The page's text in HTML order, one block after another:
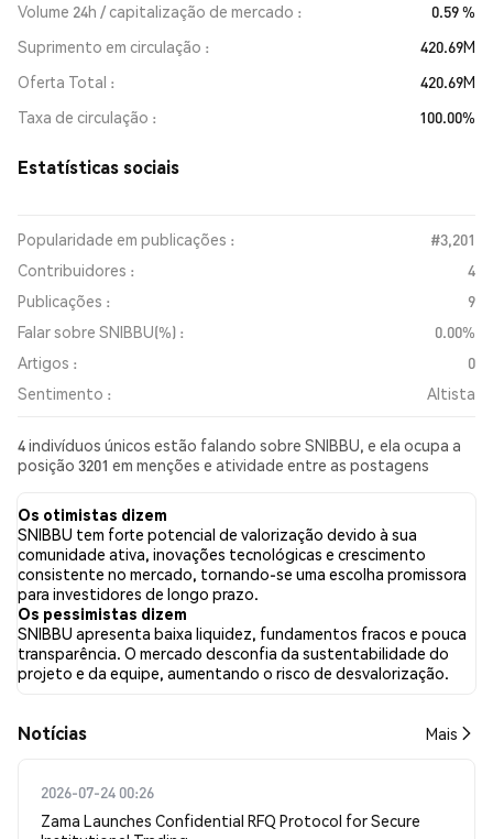
Volume 24h / capitalização de mercado
0.59 %
Suprimento em circulação
420.69M
Oferta Total
420.69M
Taxa de circulação
100.00%
Estatísticas sociais
Popularidade em publicações :
#3,201
Contribuidores :
4
Publicações :
9
Falar sobre SNIBBU(%) :
0.00%
Artigos :
0
Sentimento :
Altista
4 indivíduos únicos estão falando sobre SNIBBU, e ela ocupa a
posição 3201 em menções e atividade entre as postagens
SNIBBU em todas as redes sociais foi Altista. Por fim, foram
publicados 0 artigos de notícias sobre SNIBBU. No Twitter,
55.56% dos tweets apresentaram um sentimento otimista em
comparação com 11.11% dos tweets com sentimento
pessimista sobre SNIBBU. 33.33% dos tweets foram neutros em
relação a SNIBBU. Esses sentimentos são baseados em 9
tweets.
Os otimistas dizem
SNIBBU tem forte potencial de valorização devido à sua
comunidade ativa, inovações tecnológicas e crescimento
consistente no mercado, tornando-se uma escolha promissora
para investidores de longo prazo.
Os pessimistas dizem
SNIBBU apresenta baixa liquidez, fundamentos fracos e pouca
transparência. O mercado desconfia da sustentabilidade do
projeto e da equipe, aumentando o risco de desvalorização.
​​Notícias​​ Mais
2026-07-24 00:26
Zama Launches Confidential RFQ Protocol for Secure